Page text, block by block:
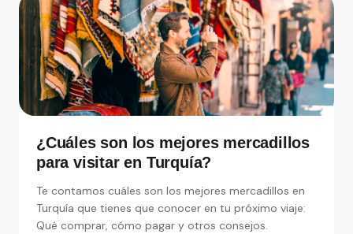
¿Cuáles son los mejores mercadillos
para visitar en Turquía?
Te contamos cuáles son los mejores mercadillos en
Turquía que tienes que conocer en tu próximo viaje:
Qué comprar, cómo pagar y otros consejos.